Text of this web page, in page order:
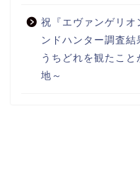
祝『エヴァンゲリオ
ンドハンター調査
うちどれを観たこ
地～